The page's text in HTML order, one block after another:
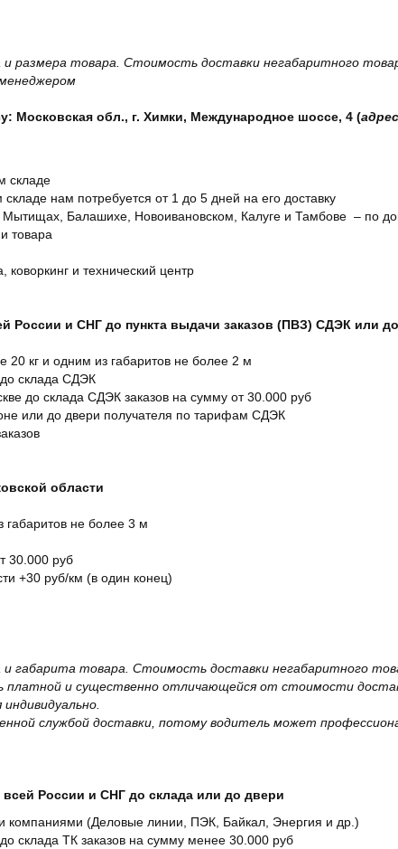
размера товара. Стоимость доставки негабаритного
Московская обл., г. Химки, Международное шоссе, 4 (
складе
складе нам потребуется от 1 до 5 дней на его доставку
Балашихе, Новоивановском, Калуге и Тамбове – по
товара
и технический центр
России и СНГ до пункта выдачи заказов (ПВЗ) СДЭК или
20 кг и одним из габаритов не более 2 м
склада СДЭК
до склада СДЭК заказов на сумму от 30.000 руб
или до двери получателя по тарифам СДЭК
области
габаритов не более 3 м
30.000 руб
+30 руб/км (в один конец)
габарита товара. Стоимость доставки негабаритного
и существенно отличающейся от стоимости
службой доставки, потому водитель может
России и СНГ до склада или до двери
компаниями (Деловые линии, ПЭК, Байкал, Энергия и др.)
склада ТК заказов на сумму менее 30.000 руб